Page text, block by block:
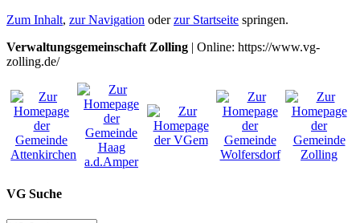
Zum Inhalt, zur Navigation oderzur Startseite springen.
Verwaltungsgemeinschaft Zolling | Online: https://www.vg-
zolling.de/
VG Suche